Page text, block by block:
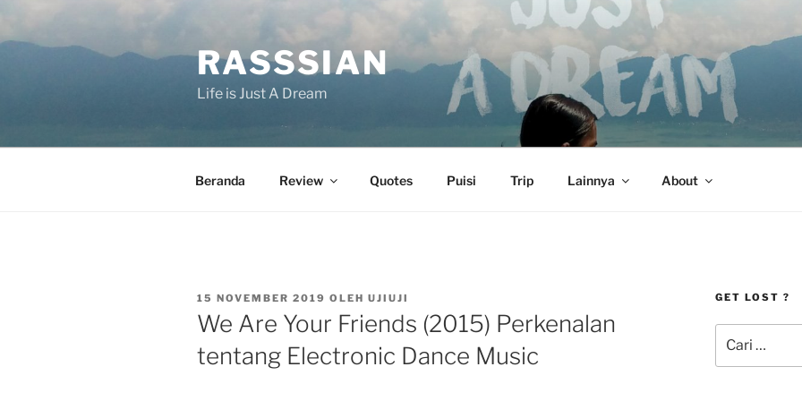
konten
RASSSIAN
Life is Just A Dream
Beranda Review Quotes Puisi Trip Lainnya About
DIPOSKAN
PADA
15 NOVEMBER 2019 OLEH UJIUJI
We Are Your Friends (2015) Perkenalan
tentang Electronic Dance Music
GET LOST ?
untuk: